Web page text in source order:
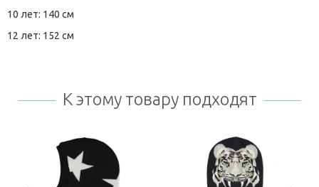
10 лет: 140 см
12 лет: 152 см
К этому товару подходят